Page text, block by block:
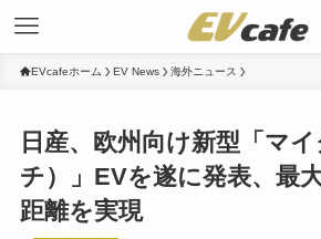
EVcafeホーム EV News 海外ニュース
日産、欧州向け新型「マ
チ）」EVを遂に発表、最
距離を実現